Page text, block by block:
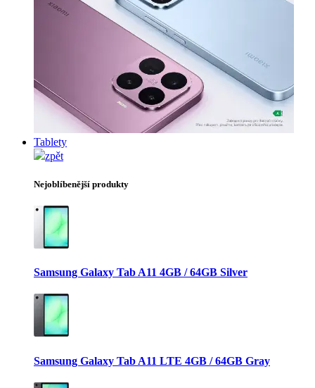
Tablety
zpět
Nejoblíbenější produkty
Samsung Galaxy Tab A11 4GB / 64GB Silver
Samsung Galaxy Tab A11 LTE 4GB / 64GB Gray